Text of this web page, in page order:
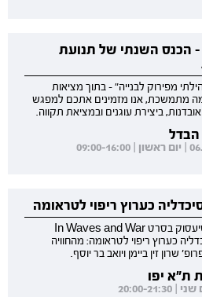
- הכנס השנתי של תנועת
מפירוק לבנייה" - בתוך מציאות
מתמשכת, אנו מזמינים אתכם למפגש
ביצירת עוגנים ובמציאת תקווה.
מכון מפרשים מזמין לערב עיון שיעסוק בסרט In Waves and War
כערוץ ריפוי לטראומה: מהחוויה
שרון זין ביימן ויואב בר יוסף.
ת"א יפו